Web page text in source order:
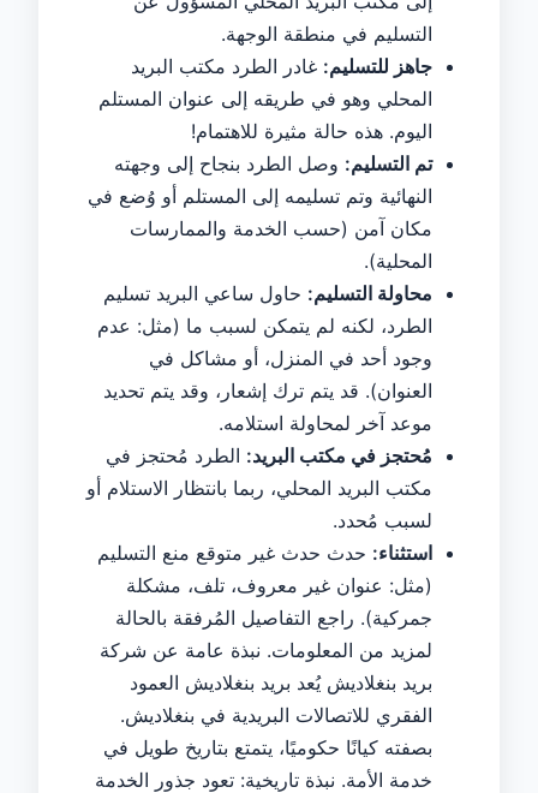
التسليم في منطقة الوجهة.
جاهز للتسليم: غادر الطرد مكتب البريد
المحلي وهو في طريقه إلى عنوان المستلم
اليوم. هذه حالة مثيرة للاهتمام!
تم التسليم: وصل الطرد بنجاح إلى وجهته
النهائية وتم تسليمه إلى المستلم أو وُضع في
مكان آمن (حسب الخدمة والممارسات
المحلية).
محاولة التسليم: حاول ساعي البريد تسليم
الطرد، لكنه لم يتمكن لسبب ما (مثل: عدم
وجود أحد في المنزل، أو مشاكل في
العنوان). قد يتم ترك إشعار، وقد يتم تحديد
موعد آخر لمحاولة استلامه.
مُحتجز في مكتب البريد: الطرد مُحتجز في
مكتب البريد المحلي، ربما بانتظار الاستلام أو
لسبب مُحدد.
استثناء: حدث حدث غير متوقع منع التسليم
(مثل: عنوان غير معروف، تلف، مشكلة
جمركية). راجع التفاصيل المُرفقة بالحالة
لمزيد من المعلومات. نبذة عامة عن شركة
بريد بنغلاديش يُعد بريد بنغلاديش العمود
الفقري للاتصالات البريدية في بنغلاديش.
بصفته كيانًا حكوميًا، يتمتع بتاريخ طويل في
خدمة الأمة. نبذة تاريخية: تعود جذور الخدمة